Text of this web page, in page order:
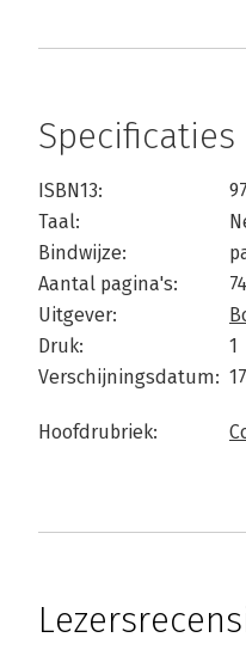
Specificaties
ISBN13:
Taal:
Bindwijze:
Aantal pagina's:
74
Uitgever:
Druk:
1
Verschijningsdatum:
Hoofdrubriek: